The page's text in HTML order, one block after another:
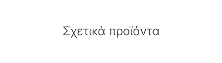
Σχετικά προϊόντα